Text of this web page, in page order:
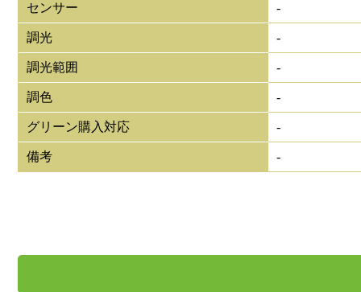
センサー -
調光 -
調光範囲 -
調色 -
グリーン購入対応 -
備考 -